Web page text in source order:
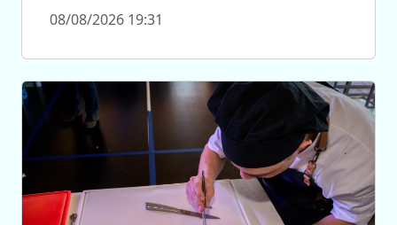
08/08/2026 19:31